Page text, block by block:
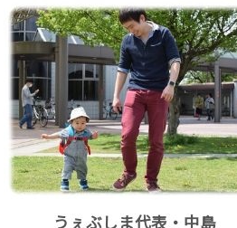
うぇぶしま代表・中島